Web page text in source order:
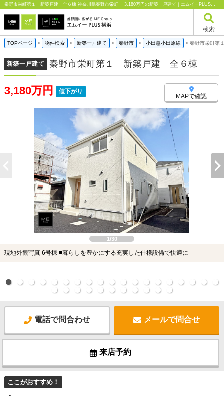
秦野市栄町第１ 新築戸建 全６棟 神奈川県秦野市栄町 ｜3,180万円の新築一戸建て｜エムイーPLUS横浜
検索
TOPページ > 物件検索 > 新築一戸建て > 秦野市 > 小田急小田原線 > 秦野市栄町
新築一戸建て 秦野市栄町第１ 新築戸建 全６棟
3,180万円 値下がり
MAPで確認
1/30
現地外観写真 6号棟 ■暮らしを豊かにする充実した仕様設備で快適に
電話で問合わせ メールで問合せ
来店予約
ここがおすすめ！
-